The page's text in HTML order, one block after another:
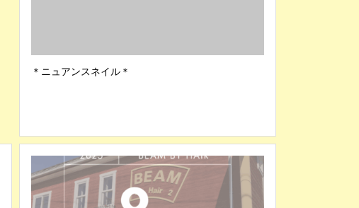
＊ニュアンスネイル＊